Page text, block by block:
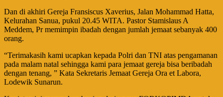
Dan di akhiri Gereja Fransiscus Xaverius, Jalan Mohammad Hatta,
Kelurahan Sanua, pukul 20.45 WITA. Pastor Stamislaus A
Meddem, Pr memimpin ibadah dengan jumlah jemaat sebanyak 400
orang.
“Terimakasih kami ucapkan kepada Polri dan TNI atas pengamanan
pada malam natal sehingga kami para jemaat gereja bisa beribadah
dengan tenang, ” Kata Sekretaris Jemaat Gereja Ora et Labora,
Lodewik Sunarun.